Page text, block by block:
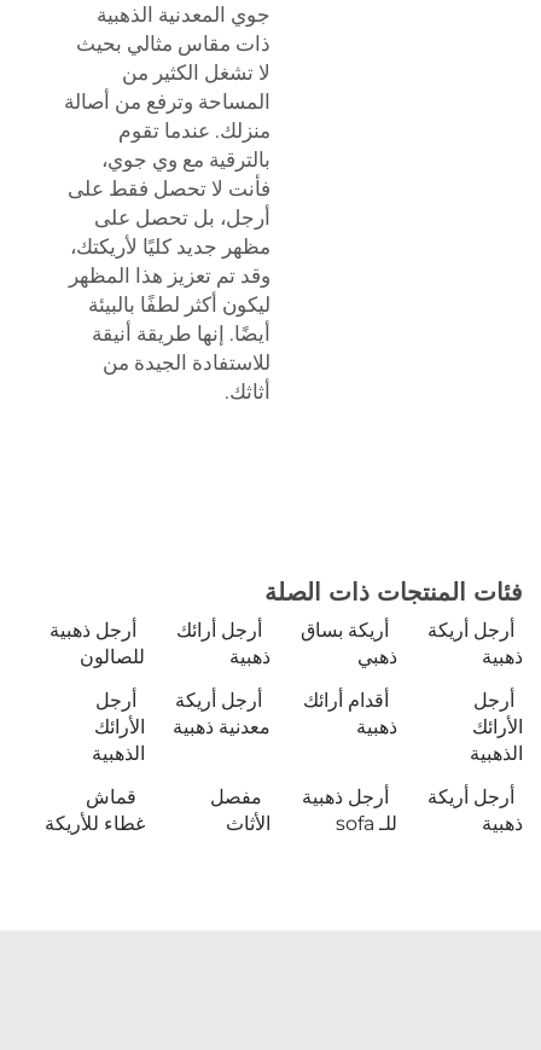
جوي المعدنية الذهبية
ذات مقاس مثالي بحيث
لا تشغل الكثير من
المساحة وترفع من أصالة
منزلك. عندما تقوم
بالترقية مع وي جوي،
فأنت لا تحصل فقط على
أرجل، بل تحصل على
مظهر جديد كليًا لأريكتك،
وقد تم تعزيز هذا المظهر
ليكون أكثر لطفًا بالبيئة
أيضًا. إنها طريقة أنيقة
للاستفادة الجيدة من
أثاثك.
فئات المنتجات ذات الصلة
أرجل أريكة
ذهبية
أريكة بساق
ذهبي
أرجل أرائك
ذهبية
أرجل ذهبية
للصالون
أرجل
الأرائك
الذهبية
أقدام أرائك
ذهبية
أرجل أريكة
معدنية ذهبية
أرجل
الأرائك
الذهبية
أرجل أريكة
ذهبية
أرجل ذهبية
للـ sofa
مفصل
الأثاث
قماش
غطاء للأريكة